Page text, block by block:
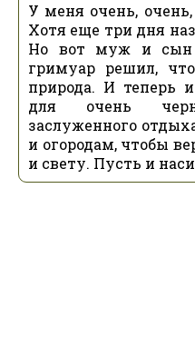
У меня очень,
Хотя еще три дня
Но вот муж и сын
гримуар решил,
природа. И теперь
для очень
заслуженного
и огородам, чтобы
и свету. Пусть и